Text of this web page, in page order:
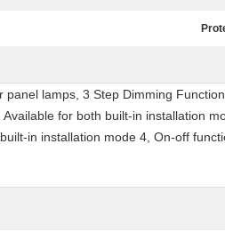
lamps, 3 Step Dimming
for both built-in installation
in installation mode 4, On-off